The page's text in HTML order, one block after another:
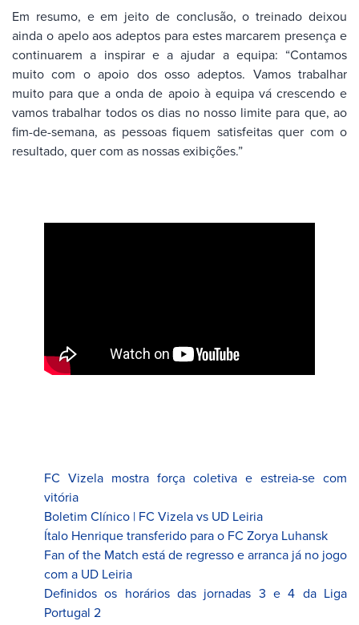
Em resumo, e em jeito de conclusão, o treinado deixou
ainda o apelo aos adeptos para estes marcarem presença e
continuarem a inspirar e a ajudar a equipa: “Contamos
muito com o apoio dos osso adeptos. Vamos trabalhar
muito para que a onda de apoio à equipa vá crescendo e
vamos trabalhar todos os dias no nosso limite para que, ao
fim-de-semana, as pessoas fiquem satisfeitas quer com o
resultado, quer com as nossas exibições.”
FC Vizela mostra força coletiva e estreia-se com
vitória
Boletim Clínico | FC Vizela vs UD Leiria
Ítalo Henrique transferido para o FC Zorya Luhansk
Fan of the Match está de regresso e arranca já no jogo
com a UD Leiria
Definidos os horários das jornadas 3 e 4 da Liga
Portugal 2